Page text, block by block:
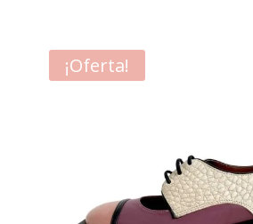
¡Oferta!